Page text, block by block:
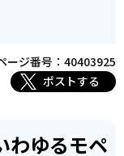
ージ番号：40403925
ポストする
わゆるモペ